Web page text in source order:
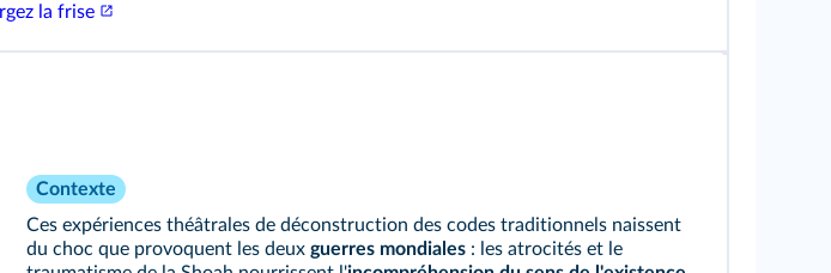
la frise
Contexte
Ces expériences théâtrales de déconstruction des codes traditionnels naissent
du choc que provoquent les deux guerres mondiales : les atrocités et le